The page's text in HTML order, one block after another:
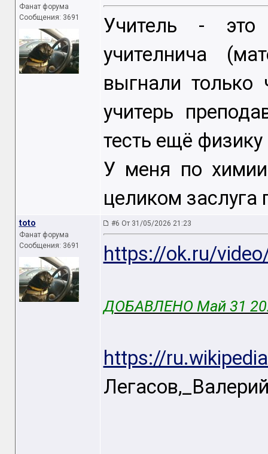
Фанат форума
Сообщения: 3691
Учитель -
учителнича
выгнали
учитерь
тесть ещё
У меня по
целиком заслуга
toto
Фанат форума
Сообщения: 3691
#6 От 31/05/2026 21:23
https://ok.ru/
ДОБАВЛЕНО Май 31
https://